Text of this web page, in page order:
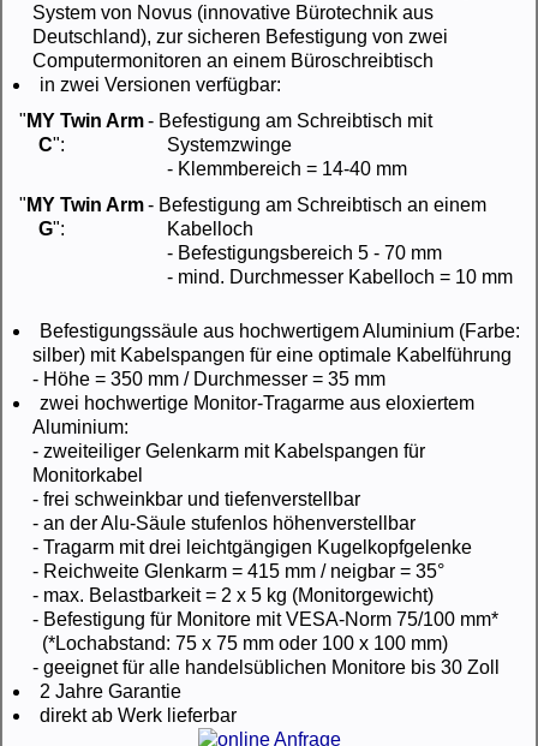
System von Novus (innovative Bürotechnik aus
Deutschland), zur sicheren Befestigung von zwei
Computermonitoren an einem Büroschreibtisch
in zwei Versionen verfügbar:
" MY Twin Arm
C":
- Befestigung am Schreibtisch mit
Systemzwinge
- Klemmbereich = 14-40 mm
" MY Twin Arm
G":
- Befestigung am Schreibtisch an einem
Kabelloch
- Befestigungsbereich 5 - 70 mm
- mind. Durchmesser Kabelloch = 10 mm
Befestigungssäule aus hochwertigem Aluminium (Farbe:
silber) mit Kabelspangen für eine optimale Kabelführung
- Höhe = 350 mm / Durchmesser = 35 mm
zwei hochwertige Monitor-Tragarme aus eloxiertem
Aluminium:
- zweiteiliger Gelenkarm mit Kabelspangen für
Monitorkabel
- frei schweinkbar und tiefenverstellbar
- an der Alu-Säule stufenlos höhenverstellbar
- Tragarm mit drei leichtgängigen Kugelkopfgelenke
- Reichweite Glenkarm = 415 mm / neigbar = 35°
- max. Belastbarkeit = 2 x 5 kg (Monitorgewicht)
- Befestigung für Monitore mit VESA-Norm 75/100 mm*
(*Lochabstand: 75 x 75 mm oder 100 x 100 mm)
- geeignet für alle handelsüblichen Monitore bis 30 Zoll
2 Jahre Garantie
direkt ab Werk lieferbar